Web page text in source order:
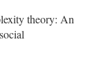
theory: An